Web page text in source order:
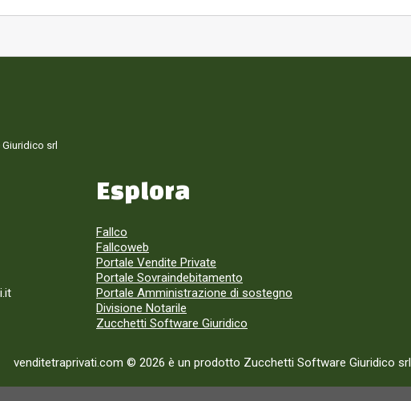
srl
Esplora
Fallco
Fallcoweb
Portale Vendite Private
Portale Sovraindebitamento
Portale Amministrazione di sostegno
Divisione Notarile
Zucchetti Software Giuridico
venditetraprivati.com © 2026 è un prodotto Zucchetti Software Giuridico srl